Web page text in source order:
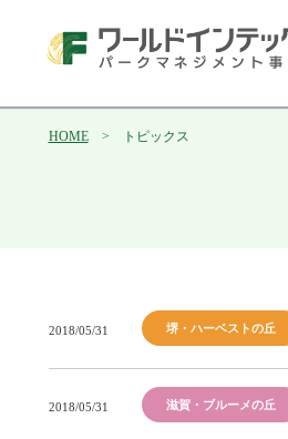
HOME> トピックス
2018/05/31 堺・ハーベストの丘
2018/05/31 滋賀・ブルーメの丘